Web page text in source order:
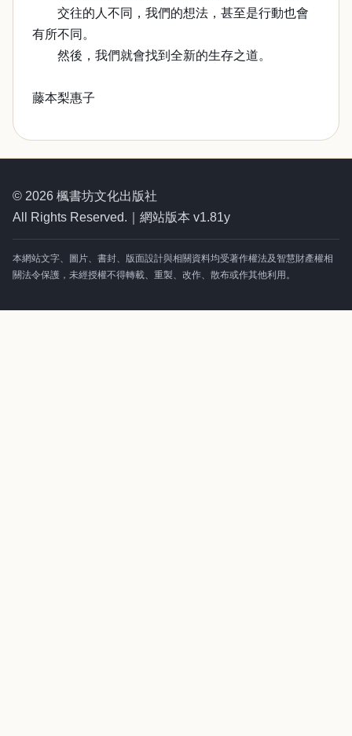
交往的人不同，我們的想法，甚至是行動也會
有所不同。
然後，我們就會找到全新的生存之道。
藤本梨惠子
© 2026 楓書坊文化出版社
All Rights Reserved.｜網站版本 v1.81y
本網站文字、圖片、書封、版面設計與相關資料均受著作權法及智慧財產權相
關法令保護，未經授權不得轉載、重製、改作、散布或作其他利用。